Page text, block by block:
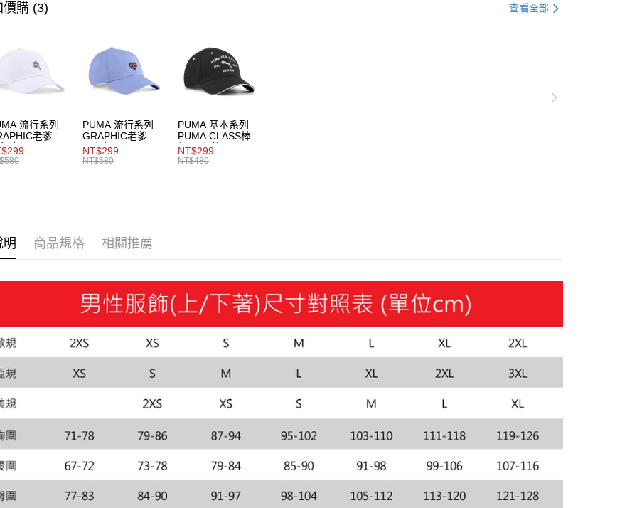
價購 (3) 查看全部
流行系列
老爹帽
共同
PUMA 流行系列
GRAPHIC老爹帽
男女共同
NT$299
NT$580
PUMA 基本系列
PUMA CLASS棒球
帽 男女共同
NT$299
NT$480
明 商品規格 相關推薦